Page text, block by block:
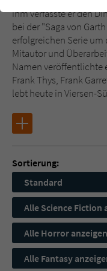
ihm verfasste er den
bei der "Saga von
erfolgreichen Serie um
Mitautor und
Namen veröffentlichte
Frank Thys, Frank
lebt heute in Viersen-
Sortierung:
Standard
Alle Science Fiction
Alle Horror anzeigen
Alle Fantasy
Name
Anbieter
Laufzeit 1 Jahr
Zweck
Name
Anbieter
Laufzeit 1 Jahr
Zweck
Externe Inhalte
Wir verwenden auf
zusätzliche Informationen
Inhalte akzeptieren Sie
(https://